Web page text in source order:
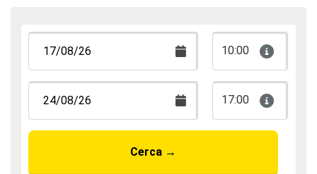
10:00
17:00
Cerca →